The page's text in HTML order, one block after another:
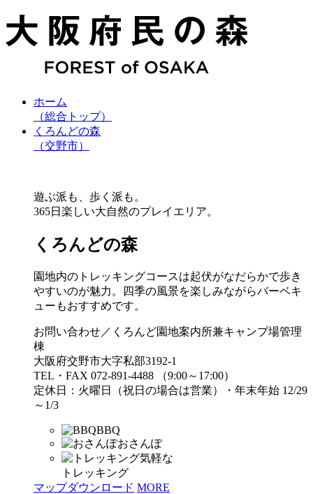
ホーム
（総合トップ）
くろんどの森
（交野市）
遊ぶ派も、歩く派も。
365日楽しい大自然のプレイエリア。
くろんどの森
園地内のトレッキングコースは起伏がなだらかで歩き
やすいのが魅力。四季の風景を楽しみながらバーベキ
ューもおすすめです。
お問い合わせ／くろんど園地案内所兼キャンプ場管理
棟
大阪府交野市大字私部3192-1
TEL・FAX 072-891-4488 （9:00～17:00）
定休日：火曜日（祝日の場合は営業）・年末年始 12/29
～1/3
BBQ
おさんぽ
気軽な
トレッキング
マップダウンロード MORE